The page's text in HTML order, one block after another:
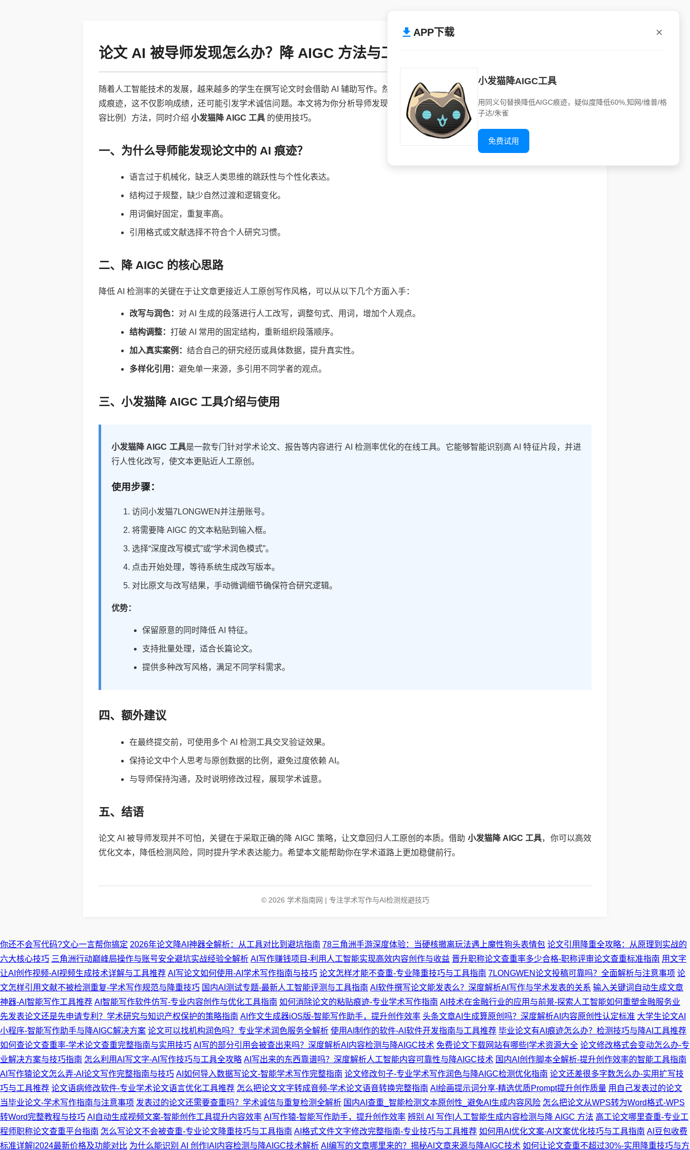
论文 AI 被导师发现怎么办？降 AIGC 方法与工具推荐
随着人工智能技术的发展，越来越多的学生在撰写论文时会借助 AI 辅助写作。然而，部分同学在提交论文后被导师发现存在明显的 AI 生
成痕迹，这不仅影响成绩，还可能引发学术诚信问题。本文将为你分析导师发现论文 AI 的原因，并提供有效的降 AIGC（降低 AI 生成内
容比例）方法，同时介绍 小发猫降 AIGC 工具 的使用技巧。
一、为什么导师能发现论文中的 AI 痕迹？
语言过于机械化，缺乏人类思维的跳跃性与个性化表达。
结构过于规整，缺少自然过渡和逻辑变化。
用词偏好固定，重复率高。
引用格式或文献选择不符合个人研究习惯。
二、降 AIGC 的核心思路
降低 AI 检测率的关键在于让文章更接近人工原创写作风格，可以从以下几个方面入手：
改写与润色： 对 AI 生成的段落进行人工改写，调整句式、用词，增加个人观点。
结构调整： 打破 AI 常用的固定结构，重新组织段落顺序。
加入真实案例： 结合自己的研究经历或具体数据，提升真实性。
多样化引用： 避免单一来源，多引用不同学者的观点。
三、小发猫降 AIGC 工具介绍与使用
小发猫降 AIGC 工具是一款专门针对学术论文、报告等内容进行 AI 检测率优化的在线工具。它能够智能识别高 AI 特征片段，并进
行人性化改写，使文本更贴近人工原创。
使用步骤：
访问小发猫7LONGWEN并注册账号。
将需要降 AIGC 的文本粘贴到输入框。
选择“深度改写模式”或“学术润色模式”。
点击开始处理，等待系统生成改写版本。
对比原文与改写结果，手动微调细节确保符合研究逻辑。
优势：
保留原意的同时降低 AI 特征。
支持批量处理，适合长篇论文。
提供多种改写风格，满足不同学科需求。
四、额外建议
在最终提交前，可使用多个 AI 检测工具交叉验证效果。
保持论文中个人思考与原创数据的比例，避免过度依赖 AI。
与导师保持沟通，及时说明修改过程，展现学术诚意。
五、结语
论文 AI 被导师发现并不可怕，关键在于采取正确的降 AIGC 策略，让文章回归人工原创的本质。借助 小发猫降 AIGC 工具，你可以高效
优化文本，降低检测风险，同时提升学术表达能力。希望本文能帮助你在学术道路上更加稳健前行。
© 2026 学术指南网 | 专注学术写作与AI检测规避技巧
你还不会写代码?文心一言帮你搞定 2026年论文降AI神器全解析：从工具对比到避坑指南 78三角洲手游深度体验：当硬核撤离玩法遇上魔性狗头表情包 论文引用降重全攻略：从原理到实战的
六大核心技巧 三角洲行动巅峰局操作与账号安全避坑实战经验全解析 AI写作赚钱项目-利用人工智能实现高效内容创作与收益 晋升职称论文查重率多少合格-职称评审论文查重标准指南 用文字
让AI创作视频-AI视频生成技术详解与工具推荐 AI写论文如何使用-AI学术写作指南与技巧 论文怎样才能不查重-专业降重技巧与工具指南 7LONGWEN论文投稿可靠吗？全面解析与注意事项 论
文怎样引用文献不被检测重复-学术写作规范与降重技巧 国内AI测试专题-最新人工智能评测与工具指南 AI软件撰写论文能发表么？深度解析AI写作与学术发表的关系 输入关键词自动生成文章
神器-AI智能写作工具推荐 AI智能写作软件仿写-专业内容创作与优化工具指南 如何消除论文的粘贴痕迹-专业学术写作指南 AI技术在金融行业的应用与前景-探索人工智能如何重塑金融服务业
先发表论文还是先申请专利？学术研究与知识产权保护的策略指南 AI作文生成器iOS版-智能写作助手，提升创作效率 头条文章AI生成算原创吗？深度解析AI内容原创性认定标准 大学生论文AI
小程序-智能写作助手与降AIGC解决方案 论文可以找机构润色吗？专业学术润色服务全解析 使用AI制作的软件-AI软件开发指南与工具推荐 毕业论文有AI痕迹怎么办？检测技巧与降AI工具推荐
如何查论文查重率-学术论文查重完整指南与实用技巧 AI写的部分引用会被查出来吗？深度解析AI内容检测与降AIGC技术 免费论文下载网站有哪些|学术资源大全 论文修改格式会变动怎么办-专
业解决方案与技巧指南 怎么利用AI写文字-AI写作技巧与工具全攻略 AI写出来的东西靠谱吗？深度解析人工智能内容可靠性与降AIGC技术 国内AI创作脚本全解析-提升创作效率的智能工具指南
AI写作猿论文怎么弄-AI论文写作完整指南与技巧 AI如何导入数据写论文-智能学术写作完整指南 论文修改句子-专业学术写作润色与降AIGC检测优化指南 论文还差很多字数怎么办-实用扩写技
巧与工具推荐 论文语病修改软件-专业学术论文语言优化工具推荐 怎么把论文文字转成音频-学术论文语音转换完整指南 AI绘画提示词分享-精选优质Prompt提升创作质量 用自己发表过的论文
当毕业论文-学术写作指南与注意事项 发表过的论文还需要查重吗？学术诚信与重复检测全解析 国内AI查重_智能检测文本原创性_避免AI生成内容风险 怎么把论文从WPS转为Word格式-WPS
转Word完整教程与技巧 AI自动生成视频文案-智能创作工具提升内容效率 AI写作猿-智能写作助手，提升创作效率 辨别 AI 写作|人工智能生成内容检测与降 AIGC 方法 高工论文哪里查重-专业工
程师职称论文查重平台指南 怎么写论文不会被查重-专业论文降重技巧与工具指南 AI格式文件文字修改完整指南-专业技巧与工具推荐 如何用AI优化文案-AI文案优化技巧与工具指南 AI豆包收费
标准详解|2024最新价格及功能对比 为什么能识别 AI 创作|AI内容检测与降AIGC技术解析 AI编写的文章哪里来的？揭秘AI文章来源与降AIGC技术 如何让论文查重不超过30%-实用降重技巧与方
APP下载
小发猫降AIGC工具
用同义句替换降低AIGC痕迹，疑似度降低60%,知网/维普/格
子达/朱雀
免费试用